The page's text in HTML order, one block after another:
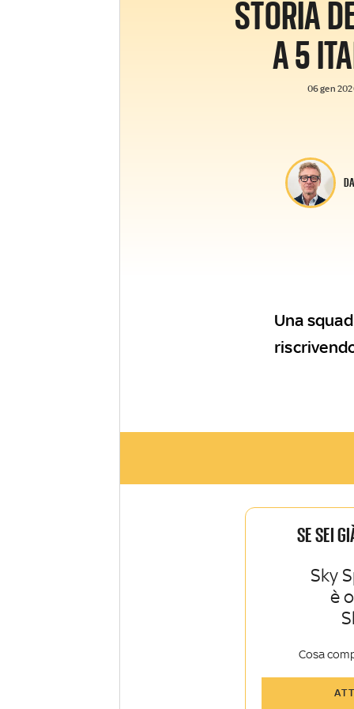
STORIA
A 5
06 gen
Una
SE SEI
Sky
è
Cosa
Sky TG24